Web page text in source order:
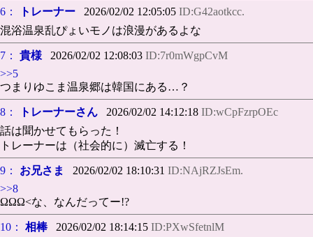
6： トレーナー 2026/02/02 12:05:05 ID:G42aotkcc.
混浴温泉乱ぴょいモノは浪漫があるよな
7： 貴様 2026/02/02 12:08:03 ID:7r0mWgpCvM
>>5
つまりゆこま温泉郷は韓国にある…？
8： トレーナーさん 2026/02/02 14:12:18 ID:wCpFzrpOEc
話は聞かせてもらった！
トレーナーは（社会的に）滅亡する！
9： お兄さま 2026/02/02 18:10:31 ID:NAjRZJsEm.
>>8
ΩΩΩ<な、なんだってー!?
10： 相棒2026/02/02 18:14:15 ID:PXwSfetnlM